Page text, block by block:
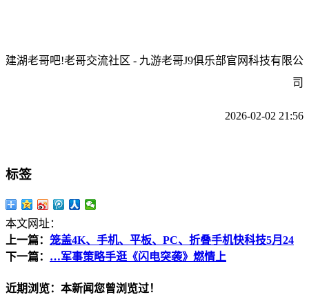
建湖老哥吧!老哥交流社区 - 九游老哥J9俱乐部官网科技有限公
司
2026-02-02 21:56
标签
本文网址：
上一篇： 笼盖4K、手机、平板、PC、折叠手机快科技5月24
下一篇： …军事策略手逛《闪电突袭》燃情上
近期浏览：本新闻您曾浏览过！